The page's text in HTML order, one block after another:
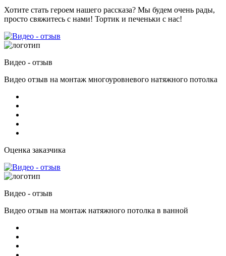
Хотите стать героем нашего рассказа? Мы будем очень рады,
просто свяжитесь с нами! Тортик и печеньки с нас!
Видео - отзыв
Видео отзыв на монтаж многоуровневого натяжного потолка
Оценка заказчика
Видео - отзыв
Видео отзыв на монтаж натяжного потолка в ванной